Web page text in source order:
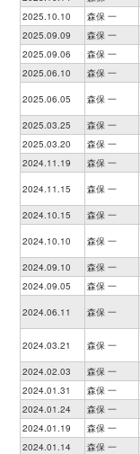
2025.10.10
森保 一
2025.09.09
森保 一
2025.09.06
森保 一
2025.06.10
森保 一
2025.06.05 森保 一
2025.03.25
森保 一
2025.03.20
森保 一
2024.11.19
森保 一
2024.11.15 森保 一
2024.10.15
森保 一
2024.10.10 森保 一
2024.09.10
森保 一
2024.09.05
森保 一
2024.06.11 森保 一
2024.03.21 森保 一
2024.02.03 森保 一
2024.01.31
森保 一
2024.01.24
森保 一
2024.01.19
森保 一
2024.01.14
森保 一